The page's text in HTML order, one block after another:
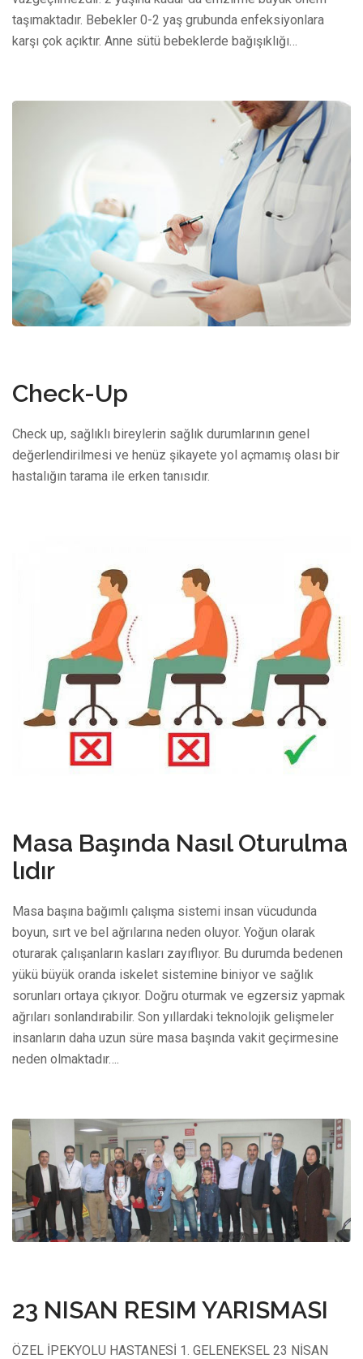
taşımaktadır. Bebekler 0-2 yaş grubunda enfeksiyonlara
karşı çok açıktır. Anne sütü bebeklerde bağışıklığı…
Check-Up
Check up, sağlıklı bireylerin sağlık durumlarının genel
değerlendirilmesi ve henüz şikayete yol açmamış olası bir
hastalığın tarama ile erken tanısıdır.
Masa Başında Nasıl Oturulma
lıdır
Masa başına bağımlı çalışma sistemi insan vücudunda
boyun, sırt ve bel ağrılarına neden oluyor. Yoğun olarak
oturarak çalışanların kasları zayıflıyor. Bu durumda bedenen
yükü büyük oranda iskelet sistemine biniyor ve sağlık
sorunları ortaya çıkıyor. Doğru oturmak ve egzersiz yapmak
ağrıları sonlandırabilir. Son yıllardaki teknolojik gelişmeler
insanların daha uzun süre masa başında vakit geçirmesine
neden olmaktadır….
23 NISAN RESIM YARISMASI
ÖZEL İPEKYOLU HASTANESİ 1. GELENEKSEL 23 NİSAN